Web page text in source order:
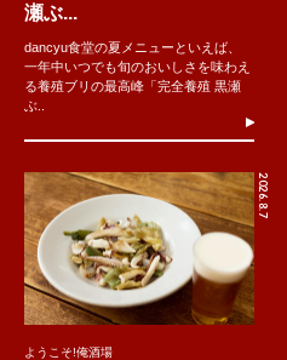
瀬ぶ...
dancyu食堂の夏メニューといえば、
一年中いつでも旬のおいしさを味わえ
る養殖ブリの最高峰「完全養殖 黒瀬
ぶ..
2026.8.7
ようこそ!俺酒場